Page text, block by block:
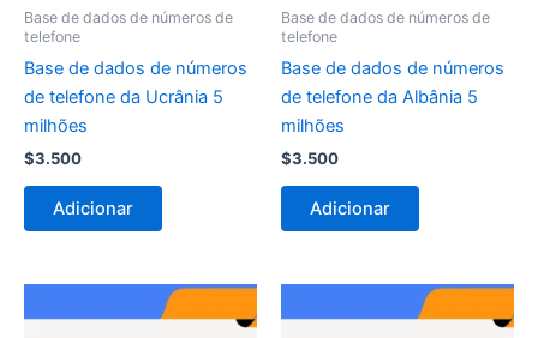
Base de dados de números de
telefone
Base de dados de números
de telefone da Ucrânia 5
milhões
$3.500
Adicionar
Base de dados de números de
telefone
Base de dados de números
de telefone da Albânia 5
milhões
$3.500
Adicionar